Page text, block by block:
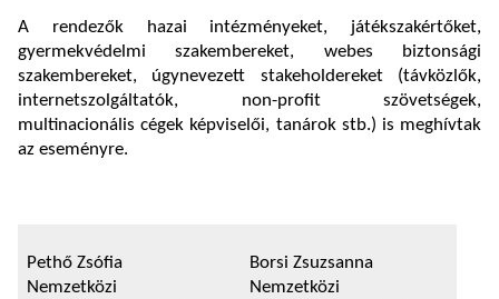
A rendezők hazai intézményeket, játékszakértőket,
gyermekvédelmi szakembereket, webes biztonsági
szakembereket, úgynevezett stakeholdereket (távközlők,
internetszolgáltatók, non-profit szövetségek,
multinacionális cégek képviselői, tanárok stb.) is meghívtak
az eseményre.
Pethő Zsófia
Nemzetközi
Borsi Zsuzsanna
Nemzetközi